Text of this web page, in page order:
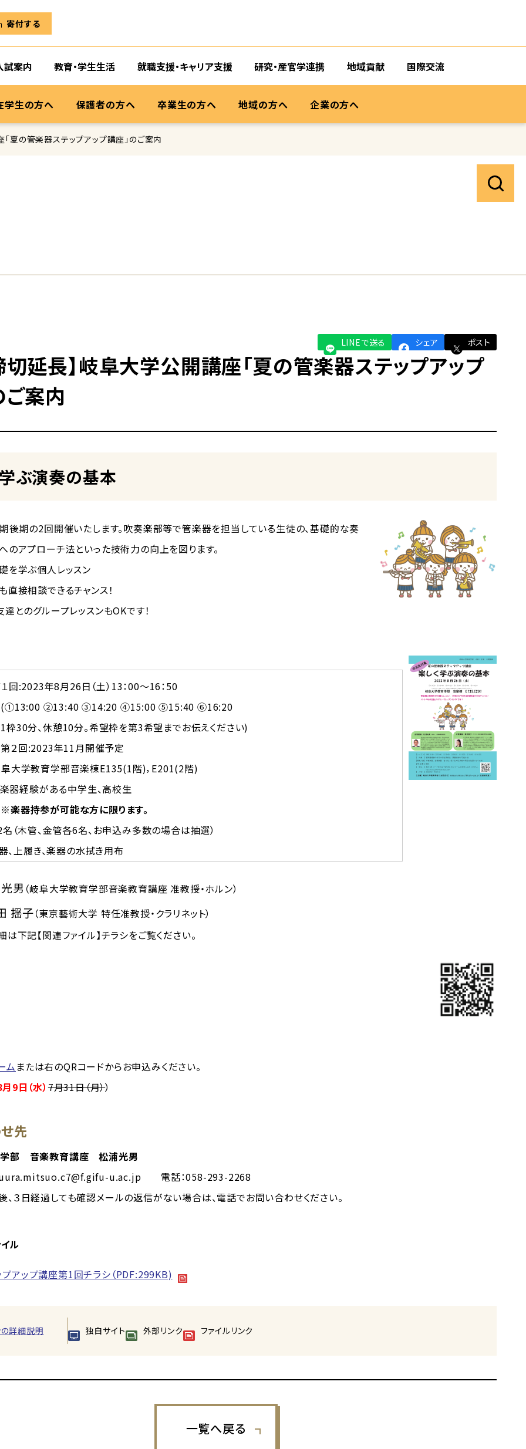
試案内 教育・学生生活 就職支援・キャリア支援 研究・産官学連携 地域貢献 国際交流
学生の方へ 保護者の方へ 卒業生の方へ 地域の方へ 企業の方へ
寄付する
夏の管楽器ステップアップ講座」のご案内
切延長】岐阜大学公開講座「夏の管楽器ステップアップ
ご案内
LINEで送る シェア ポスト
ぶ演奏の基本
期の2回開催いたします。吹奏楽部等で管楽器を担当している生徒の、基礎的な奏
のアプローチ法といった技術力の向上を図ります。
学ぶ個人レッスン
接相談できるチャンス！
とのグループレッスンもOKです！
回:2023年8月26日（土）13：00～16：50
③14:20 ④15:00 ⑤15:40 ⑥16:20
憩10分。希望枠を第3希望までお伝えください)
年11月開催予定
大学教育学部音楽棟E135(1階)，E201(2階)
楽器経験がある中学生、高校生
※楽器持参が可能な方に限ります。
木管、金管各6名、お申込み多数の場合は抽選）
、上履き、楽器の水拭き用布
男 （岐阜大学教育学部音楽教育講座 准教授・ホルン）
揺子（東京藝術大学 特任准教授・クラリネット）
記【関連ファイル】チラシをご覧ください。
ム または右のQRコードからお申込みください。
9日（水）7月31日（月））
先
学部 音楽教育講座 松浦光男
u.ac.jp 電話：058-293-2268
３日経過しても確認メールの返信がない場合は、電話でお問い合わせください。
ル
アップ講座第1回チラシ（PDF:299KB)
詳細説明 独自サイト 外部リンク ファイルリンク
一覧へ戻る